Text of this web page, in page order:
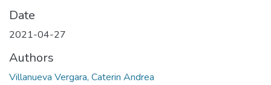
Date
2021-04-27
Authors
Villanueva Vergara, Caterin Andrea